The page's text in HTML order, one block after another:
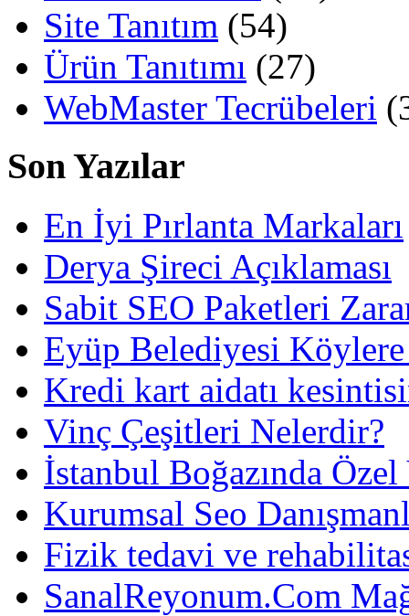
Site Tanıtım (54)
Ürün Tanıtımı (27)
WebMaster Tecrübeleri
Son Yazılar
En İyi Pırlanta Markaları
Derya Şireci Açıklaması
Sabit SEO Paketleri
Eyüp Belediyesi
Kredi kart aidatı
Vinç Çeşitleri Nelerdir?
İstanbul Boğazında
Kurumsal Seo
Fizik tedavi ve
SanalReyonum.Com